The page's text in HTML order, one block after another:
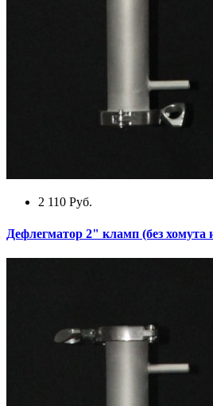
2 110 Руб.
Дефлегматор 2" кламп (без хомута